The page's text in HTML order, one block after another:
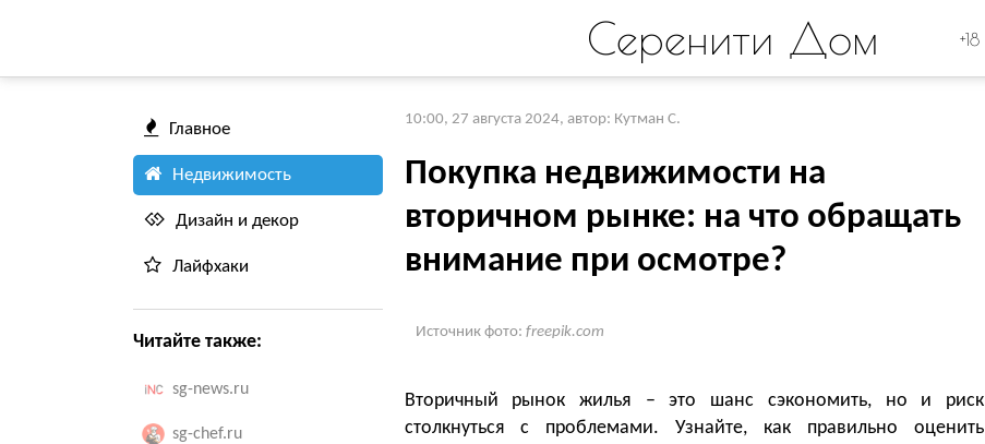
Серенити Дом +18
Главное
Недвижимость
Дизайн и декор
Лайфхаки
Читайте также:
sg-news.ru
sg-chef.ru
10:00, 27 августа 2024, автор: Кутман С.
Покупка недвижимости на
вторичном рынке: на что обращать
внимание при осмотре?
Источник фото: freepik.com
Вторичный рынок жилья – это шанс сэкономить, но и риск
столкнуться с проблемами. Узнайте, как правильно оценить